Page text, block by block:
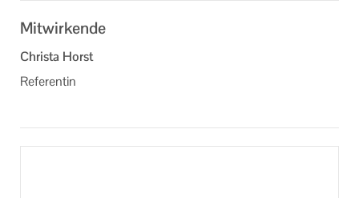
Mitwirkende
Christa Horst
Referentin
Datenschutzerklärung